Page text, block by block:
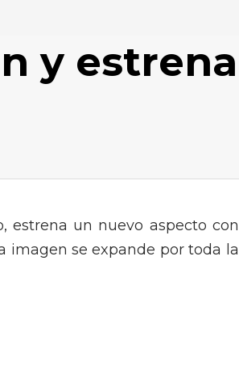
y estrena
estrena un nuevo aspecto con
imagen se expande por toda la